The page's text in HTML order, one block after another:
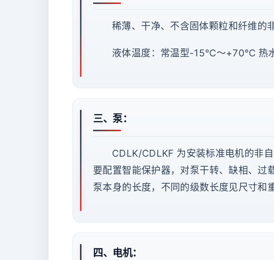
稀薄、干净、不含固体颗粒和纤维的
液体温度：常温型-15℃～+70℃
三、泵：
CDLK/CDLKF 为安装标准电机的非
要配置智能保护器，对泵干转、缺相、过
泵本身的长度，不同的级数长度见尺寸和
四、电机：